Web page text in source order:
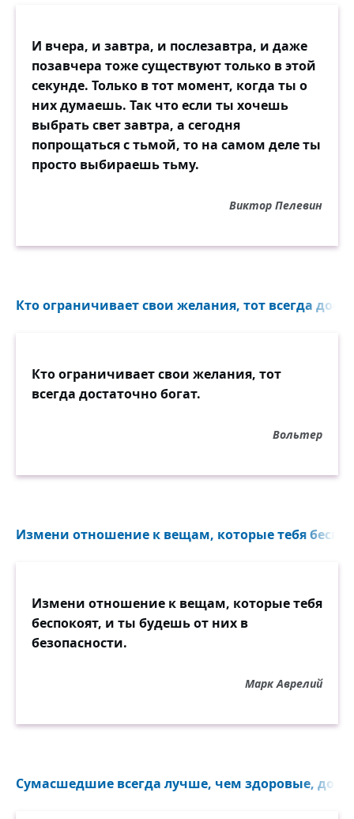
И вчера, и завтра, и послезавтра, и даже
позавчера тоже существуют только в этой
секунде. Только в тот момент, когда ты о
них думаешь. Так что если ты хочешь
выбрать свет завтра, а сегодня
попрощаться с тьмой, то на самом деле ты
просто выбираешь тьму.
Виктор Пелевин
Кто ограничивает свои желания, тот всегда
Кто ограничивает свои желания, тот
всегда достаточно богат.
Вольтер
Измени отношение к вещам, которые тебя
Измени отношение к вещам, которые тебя
беспокоят, и ты будешь от них в
безопасности.
Марк Аврелий
Сумасшедшие всегда лучше, чем здоровые,